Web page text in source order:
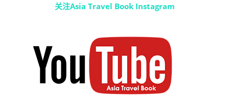
关注Asia Travel Book Instagram